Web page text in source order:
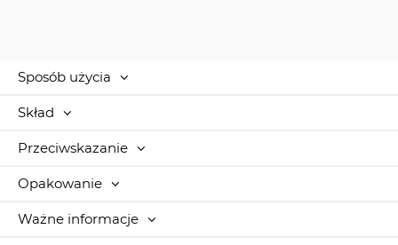
Sposób użycia
Skład
Przeciwskazanie
Opakowanie
Ważne informacje